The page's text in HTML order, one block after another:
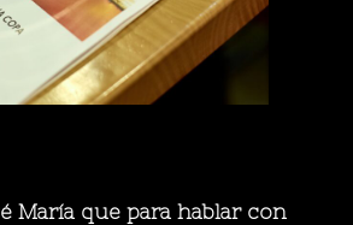
María que para hablar con